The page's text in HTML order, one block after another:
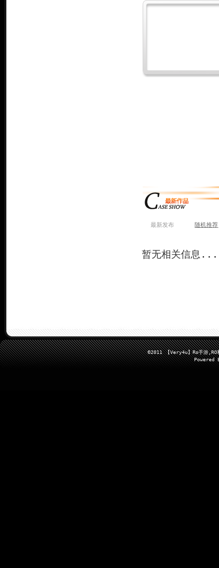
最新发布 随机推荐
暂无相关信息...
©2011 【Very4u】Ro手游,RO
Powered